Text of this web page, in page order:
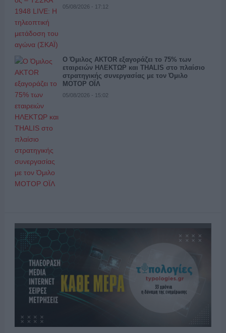
05/08/2026 - 17:12
Ο Όμιλος AKTOR εξαγοράζει το 75% των
εταιρειών ΗΛΕΚΤΩΡ και THALIS στο πλαίσιο
στρατηγικής συνεργασίας με τον Όμιλο
ΜΟΤΟΡ ΟΪΛ
05/08/2026 - 15:02